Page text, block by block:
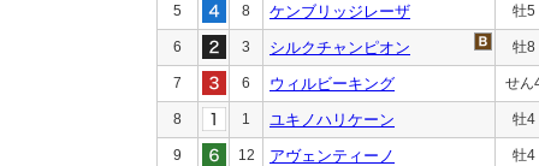
5 8 ケンブリッジレーザ 牡5
6 3 シルクチャンピオン 牡8
7 6 ウィルビーキング せん
8 1 ユキノハリケーン 牡4
9 12 アヴェンティーノ 牡4